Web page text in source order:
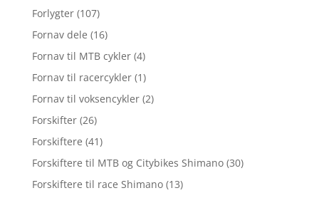
Forlygter (107)
Fornav dele (16)
Fornav til MTB cykler (4)
Fornav til racercykler (1)
Fornav til voksencykler (2)
Forskifter (26)
Forskiftere (41)
Forskiftere til MTB og Citybikes Shimano (30)
Forskiftere til race Shimano (13)